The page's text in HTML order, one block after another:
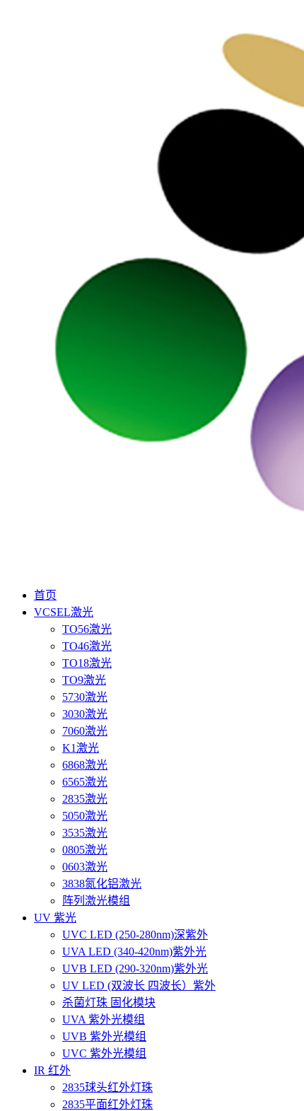
首页
VCSEL激光
TO56激光
TO46激光
TO18激光
TO9激光
5730激光
3030激光
7060激光
K1激光
6868激光
6565激光
2835激光
5050激光
3535激光
0805激光
0603激光
3838氮化铝激光
阵列激光模组
UV 紫光
UVC LED (250-280nm)深紫外
UVA LED (340-420nm)紫外光
UVB LED (290-320nm)紫外光
UV LED (双波长 四波长）紫外
杀菌灯珠 固化模块
UVA 紫外光模组
UVB 紫外光模组
UVC 紫外光模组
IR 红外
2835球头红外灯珠
2835平面红外灯珠